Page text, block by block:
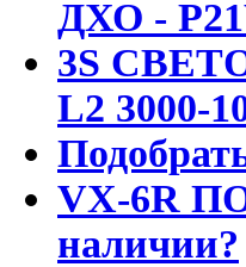
ДХО -
3S
L2 3000-
VX-6R
наличии?